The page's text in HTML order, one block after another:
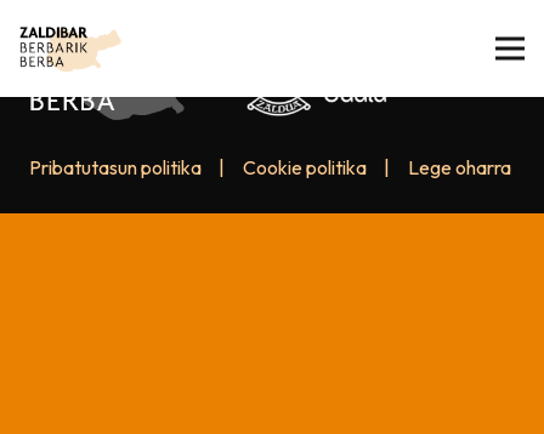
Pribatutasun politika Cookie politika Lege oharra